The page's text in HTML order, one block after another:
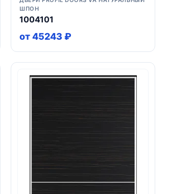
ШПОН
1004101
от 45243 ₽